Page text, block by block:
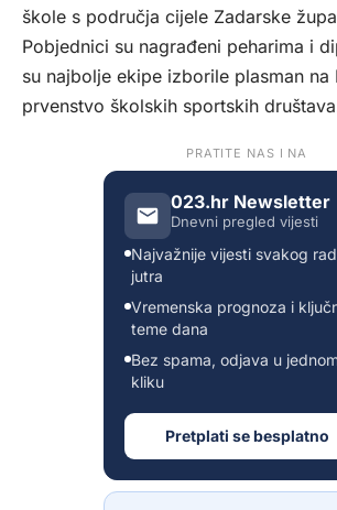
škole s područja cijele Zadarske
Pobjednici su nagrađeni peharima i
su najbolje ekipe izborile plasman na
prvenstvo školskih sportskih
PRATITE NAS I NA
023.hr Newsletter
Dnevni pregled vijesti
Najvažnije vijesti svakog
jutra
Vremenska prognoza i
teme dana
Bez spama, odjava u
kliku
Pretplati se besplatno